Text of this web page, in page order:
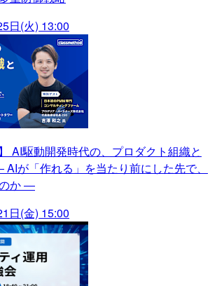
日(火) 13:00
AI駆動開発時代の、プロダクト組織と
が「作れる」を当たり前にした先で、
か ―
日(金) 15:00